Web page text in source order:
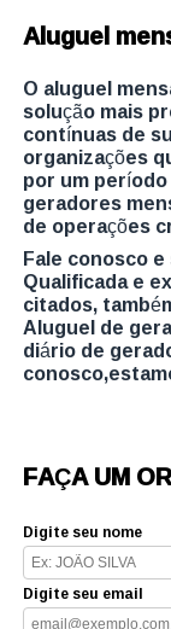
Aluguel
O aluguel
solução mais
contínuas de
organizações
por um
geradores
de operações
Fale conosco
Qualificada e
citados,
Aluguel de
diário de
FAÇA UM
Digite seu nome
Digite seu email